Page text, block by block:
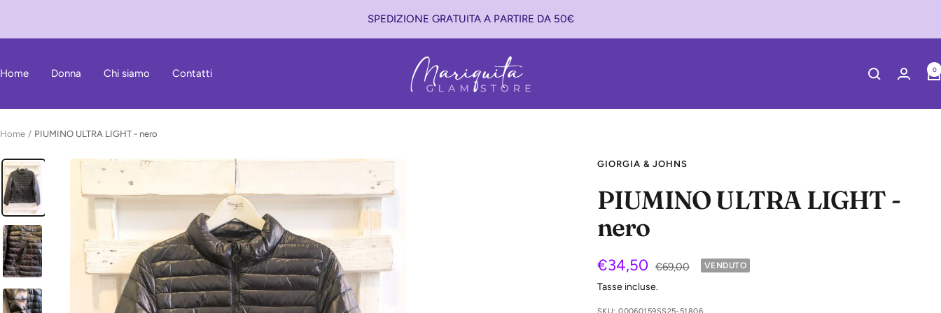
contenuto
SPEDIZIONE GRATUITA A PARTIRE DA 50€
Home Donna Chi siamo Contatti
Mariquita
Glam
Store
0
Home PIUMINO ULTRA LIGHT - nero
GIORGIA & JOHNS
PIUMINO ULTRA LIGHT -
nero
Prezzo
di
€34,50 Prezzo
regolare
€69,00 VENDUTO
Tasse incluse.